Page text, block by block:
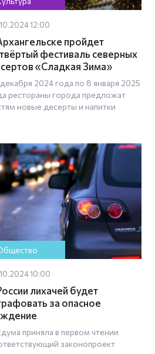
12:00
пройдет
фестиваль северных
«Сладкая Зима»
декабря 2024 года по 8 января 2025
рестораны города предложат
новые десерты и напитки
10:00
лихачей будет
за опасное
приняла в первом чтении
законопроект